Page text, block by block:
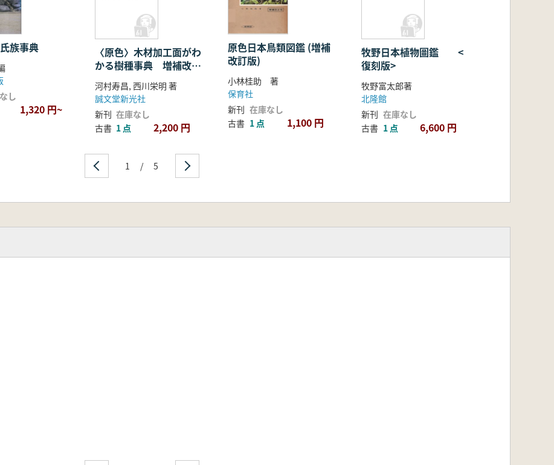
族事典
し
1,320 円~
ごとに硬さや
色、匂いなど
の特徴をわか
りやすく解説
〈原色〉木材加工面がわ
かる樹種事典 増補改訂
版 289種の樹種ごとに硬
さや色、匂いなどの特徴
をわかりやすく解説
河村寿昌, 西川栄明 著
誠文堂新光社
新刊 在庫なし
古書 1 点 2,200 円
原色日本鳥類図鑑 (増補
改訂版)
小林桂助 著
保育社
新刊 在庫なし
古書 1 点 1,100 円
牧野日本植物圖鑑 <
復刻版>
牧野富太郎著
北隆館
新刊 在庫なし
古書 1 点 6,600 円
1 / 5